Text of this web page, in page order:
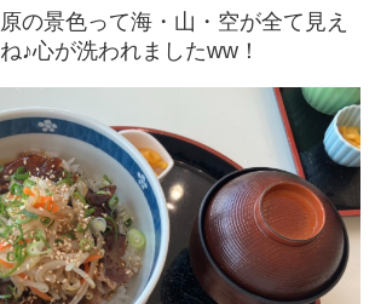
の景色って海・山・空が全て見え
♪心が洗われましたww！